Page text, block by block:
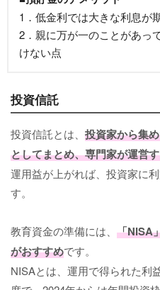
1．低金利では大きな利息が
2．親に万が一のことがあっ
けない点
投資信託
投資信託とは、 投資家から集
としてまとめ、専門家が運営
運用益が上がれば、投資家に
す。
教育資金の準備には、 「NISA
がおすすめです。
NISAとは、運用で得られた利